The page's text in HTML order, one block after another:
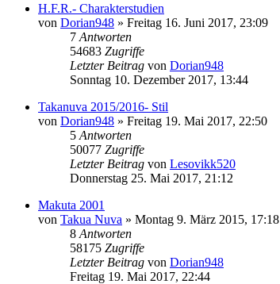
H.F.R.- Charakterstudien
von Dorian948 » Freitag 16. Juni 2017, 23:09
7 Antworten
54683 Zugriffe
Letzter Beitrag von Dorian948
Sonntag 10. Dezember 2017, 13:44
Takanuva 2015/2016- Stil
von Dorian948 » Freitag 19. Mai 2017, 22:50
5 Antworten
50077 Zugriffe
Letzter Beitrag von Lesovikk520
Donnerstag 25. Mai 2017, 21:12
Makuta 2001
von Takua Nuva » Montag 9. März 2015, 17:18
8 Antworten
58175 Zugriffe
Letzter Beitrag von Dorian948
Freitag 19. Mai 2017, 22:44